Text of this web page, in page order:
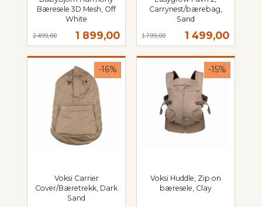
Bæresele 3D Mesh, Off
White
Tilbud
1 899,00
2 499,00
mva.
Carrynest/bærebag,
Sand
Tilbud
1 499,00
1 799,00
mva.
Voksi Carrier
Cover/Bæretrekk, Dark
Sand
-16%
Voksi Huddle, Zip on
bæresele, Clay
-15%